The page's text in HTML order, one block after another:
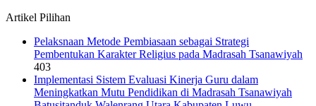
Artikel Pilihan
Pelaksnaan Metode Pembiasaan sebagai Strategi
Pembentukan Karakter Religius pada Madrasah Tsanawiyah
403
Implementasi Sistem Evaluasi Kinerja Guru dalam
Meningkatkan Mutu Pendidikan di Madrasah Tsanawiyah